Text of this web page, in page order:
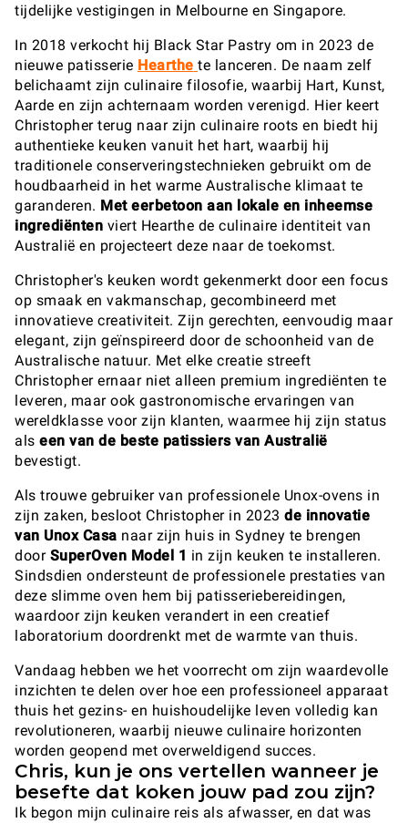
tijdelijke vestigingen in Melbourne en Singapore.
In 2018 verkocht hij Black Star Pastry om in 2023 de
nieuwe patisserie Hearthe te lanceren. De naam zelf
belichaamt zijn culinaire filosofie, waarbij Hart, Kunst,
Aarde en zijn achternaam worden verenigd. Hier keert
Christopher terug naar zijn culinaire roots en biedt hij
authentieke keuken vanuit het hart, waarbij hij
traditionele conserveringstechnieken gebruikt om de
houdbaarheid in het warme Australische klimaat te
garanderen. Met eerbetoon aan lokale en inheemse
ingrediënten viert Hearthe de culinaire identiteit van
Australië en projecteert deze naar de toekomst.
Christopher's keuken wordt gekenmerkt door een focus
op smaak en vakmanschap, gecombineerd met
innovatieve creativiteit. Zijn gerechten, eenvoudig maar
elegant, zijn geïnspireerd door de schoonheid van de
Australische natuur. Met elke creatie streeft
Christopher ernaar niet alleen premium ingrediënten te
leveren, maar ook gastronomische ervaringen van
wereldklasse voor zijn klanten, waarmee hij zijn status
als een van de beste patissiers van Australië
bevestigt.
Als trouwe gebruiker van professionele Unox-ovens in
zijn zaken, besloot Christopher in 2023 de innovatie
van Unox Casa naar zijn huis in Sydney te brengen
door SuperOven Model 1 in zijn keuken te installeren.
Sindsdien ondersteunt de professionele prestaties van
deze slimme oven hem bij patisseriebereidingen,
waardoor zijn keuken verandert in een creatief
laboratorium doordrenkt met de warmte van thuis.
Vandaag hebben we het voorrecht om zijn waardevolle
inzichten te delen over hoe een professioneel apparaat
thuis het gezins- en huishoudelijke leven volledig kan
revolutioneren, waarbij nieuwe culinaire horizonten
worden geopend met overweldigend succes.
Chris, kun je ons vertellen wanneer je
besefte dat koken jouw pad zou zijn?
Ik begon mijn culinaire reis als afwasser, en dat was